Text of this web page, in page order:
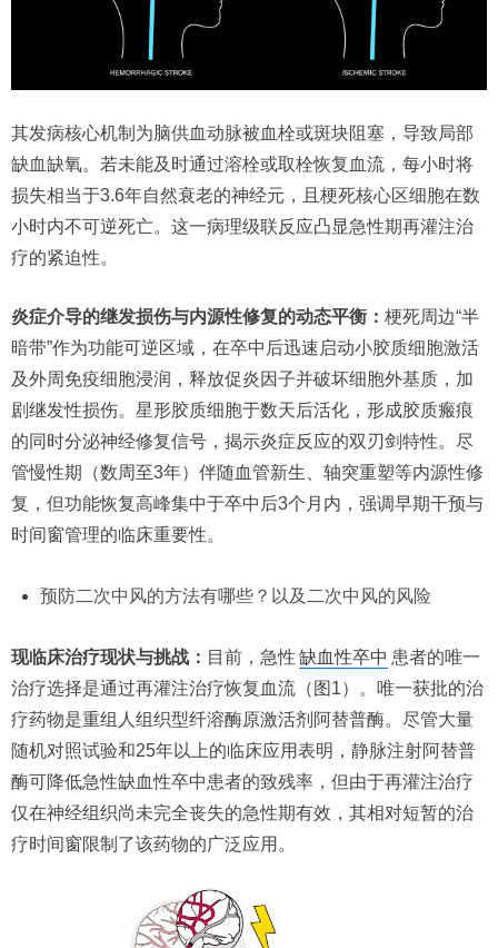
其发病核心机制为脑供血动脉被血栓或斑块阻塞，导致局部
缺血缺氧。若未能及时通过溶栓或取栓恢复血流，每小时将
损失相当于3.6年自然衰老的神经元，且梗死核心区细胞在数
小时内不可逆死亡。这一病理级联反应凸显急性期再灌注治
疗的紧迫性。
炎症介导的继发损伤与内源性修复的动态平衡： 梗死周边“半
暗带”作为功能可逆区域，在卒中后迅速启动小胶质细胞激活
及外周免疫细胞浸润，释放促炎因子并破坏细胞外基质，加
剧继发性损伤。星形胶质细胞于数天后活化，形成胶质瘢痕
的同时分泌神经修复信号，揭示炎症反应的双刃剑特性。尽
管慢性期（数周至3年）伴随血管新生、轴突重塑等内源性修
复，但功能恢复高峰集中于卒中后3个月内，强调早期干预与
时间窗管理的临床重要性。
预防二次中风的方法有哪些？以及二次中风的风险
现临床治疗现状与挑战： 目前，急性 缺血性卒中 患者的唯一
治疗选择是通过再灌注治疗恢复血流（图1）。唯一获批的治
疗药物是重组人组织型纤溶酶原激活剂阿替普酶。尽管大量
随机对照试验和25年以上的临床应用表明，静脉注射阿替普
酶可降低急性缺血性卒中患者的致残率，但由于再灌注治疗
仅在神经组织尚未完全丧失的急性期有效，其相对短暂的治
疗时间窗限制了该药物的广泛应用。